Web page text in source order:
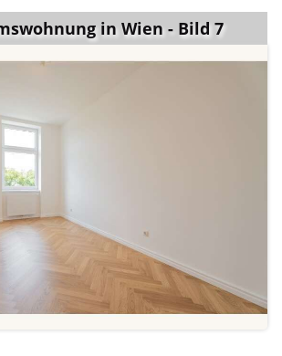
in Wien - Bild 7